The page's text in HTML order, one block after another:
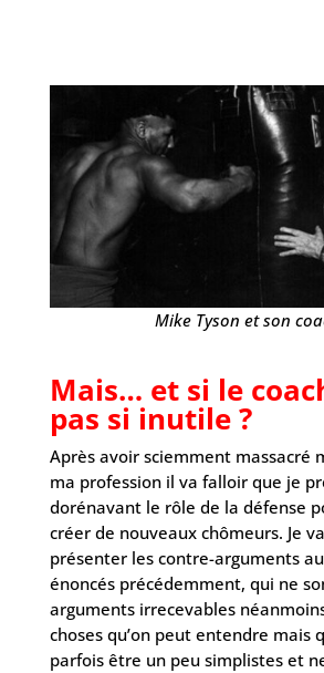
Mike Tyson et son
Mais… et si le
pas si inutile ?
Après avoir sciemment massacré
ma profession il va falloir que je
dorénavant le rôle de la défense
créer de nouveaux chômeurs. Je
présenter les contre-arguments
énoncés précédemment, qui ne
arguments irrecevables
choses qu’on peut entendre mais
parfois être un peu simplistes et